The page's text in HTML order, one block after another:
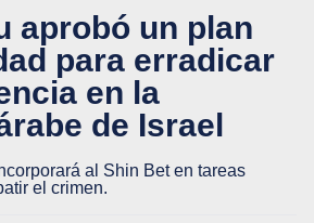
aprobó un plan
para erradicar
en la
de Israel
al Shin Bet en tareas
el crimen.